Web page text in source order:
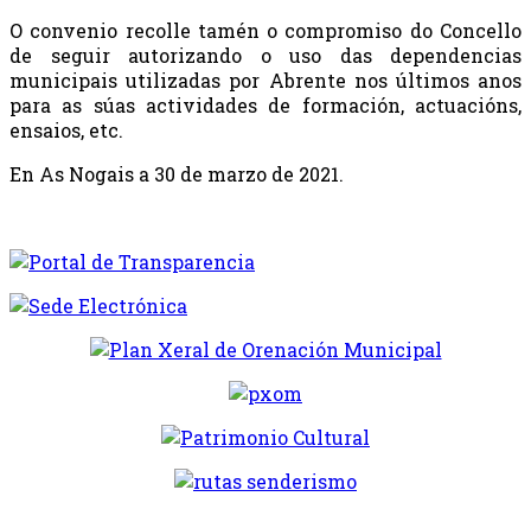
O convenio recolle tamén o compromiso do Concello
de seguir autorizando o uso das dependencias
municipais utilizadas por Abrente nos últimos anos
para as súas actividades de formación, actuacións,
ensaios, etc.
En As Nogais a 30 de marzo de 2021.